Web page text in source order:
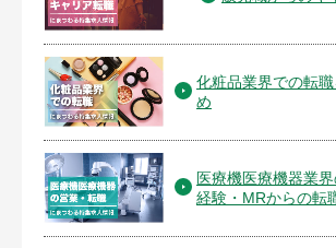
化粧品業界での転
め
医療機医療機器業
経験・MRからの転